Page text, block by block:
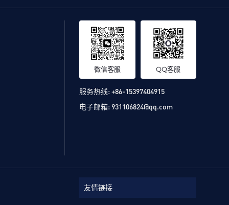
微信客服 QQ客服
服务热线:+86-15397404915
电子邮箱:931106824@qq.com
友情链接